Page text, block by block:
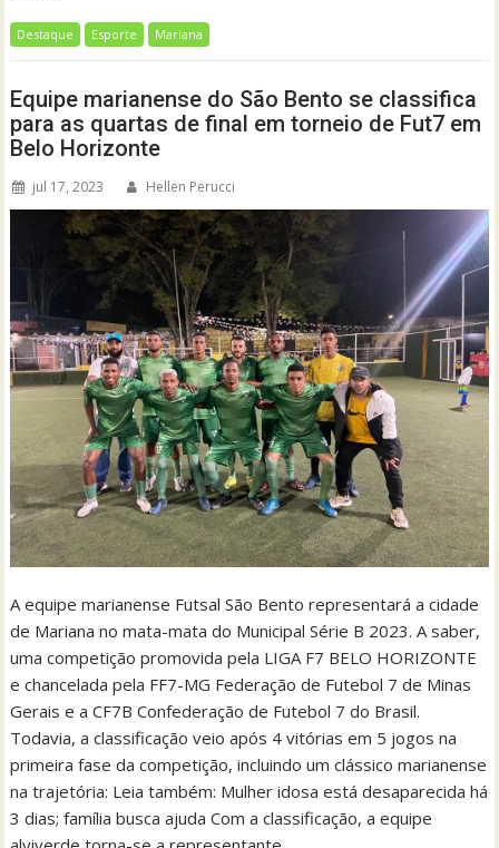
Destaque Esporte Mariana
Equipe marianense do São Bento se classifica
para as quartas de final em torneio de Fut7 em
Belo Horizonte
jul 17, 2023 Hellen Perucci
A equipe marianense Futsal São Bento representará a cidade
de Mariana no mata-mata do Municipal Série B 2023. A saber,
uma competição promovida pela LIGA F7 BELO HORIZONTE
e chancelada pela FF7-MG Federação de Futebol 7 de Minas
Gerais e a CF7B Confederação de Futebol 7 do Brasil.
Todavia, a classificação veio após 4 vitórias em 5 jogos na
primeira fase da competição, incluindo um clássico marianense
na trajetória: Leia também: Mulher idosa está desaparecida há
3 dias; família busca ajuda Com a classificação, a equipe